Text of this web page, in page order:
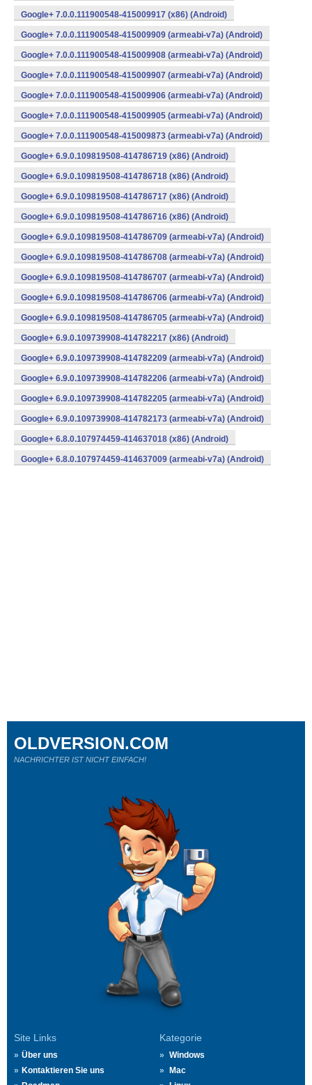
Google+ 7.0.0.111900548-415009917 (x86) (Android)
Google+ 7.0.0.111900548-415009909 (armeabi-v7a) (Android)
Google+ 7.0.0.111900548-415009908 (armeabi-v7a) (Android)
Google+ 7.0.0.111900548-415009907 (armeabi-v7a) (Android)
Google+ 7.0.0.111900548-415009906 (armeabi-v7a) (Android)
Google+ 7.0.0.111900548-415009905 (armeabi-v7a) (Android)
Google+ 7.0.0.111900548-415009873 (armeabi-v7a) (Android)
Google+ 6.9.0.109819508-414786719 (x86) (Android)
Google+ 6.9.0.109819508-414786718 (x86) (Android)
Google+ 6.9.0.109819508-414786717 (x86) (Android)
Google+ 6.9.0.109819508-414786716 (x86) (Android)
Google+ 6.9.0.109819508-414786709 (armeabi-v7a) (Android)
Google+ 6.9.0.109819508-414786708 (armeabi-v7a) (Android)
Google+ 6.9.0.109819508-414786707 (armeabi-v7a) (Android)
Google+ 6.9.0.109819508-414786706 (armeabi-v7a) (Android)
Google+ 6.9.0.109819508-414786705 (armeabi-v7a) (Android)
Google+ 6.9.0.109739908-414782217 (x86) (Android)
Google+ 6.9.0.109739908-414782209 (armeabi-v7a) (Android)
Google+ 6.9.0.109739908-414782206 (armeabi-v7a) (Android)
Google+ 6.9.0.109739908-414782205 (armeabi-v7a) (Android)
Google+ 6.9.0.109739908-414782173 (armeabi-v7a) (Android)
Google+ 6.8.0.107974459-414637018 (x86) (Android)
Google+ 6.8.0.107974459-414637009 (armeabi-v7a) (Android)
Site Links
Über uns
Kontaktieren Sie uns
Kategorie
Windows
Mac
OLDVERSION.COM
NACHRICHTER IST NICHT EINFACH!